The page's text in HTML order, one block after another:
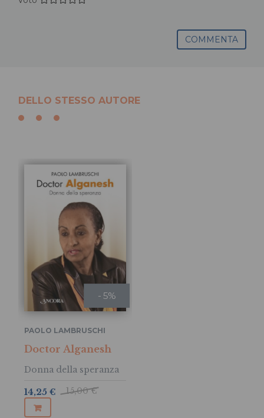
COMMENTA
DELLO STESSO AUTORE
- 5%
PAOLO LAMBRUSCHI
Doctor Alganesh
Donna della speranza
15,00 €
14,25 €